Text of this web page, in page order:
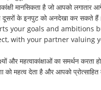
मानसिकता है जो आपको लगातार
दूसरों के इनपुट को अनदेखा कर सकते
your goals and ambitions
with your partner valuing
और महत्वाकांक्षाओं का समर्थन
महत्व देता है और आपको